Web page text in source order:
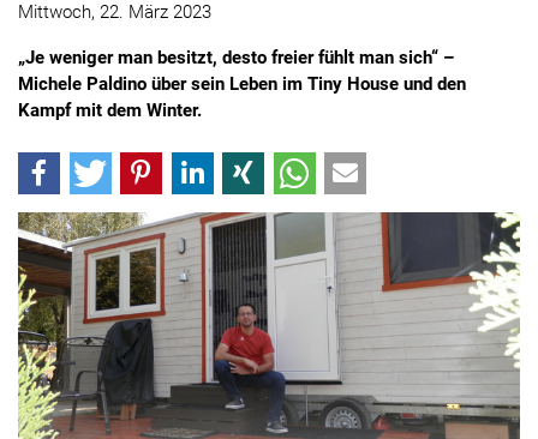
Mittwoch, 22. März 2023
„Je weniger man besitzt, desto freier fühlt man sich“ –
Michele Paldino über sein Leben im Tiny House und den
Kampf mit dem Winter.